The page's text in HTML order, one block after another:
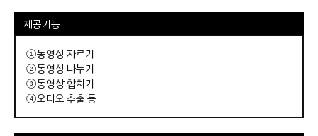
제공기능
①동영상 자르기
②동영상 나누기
③동영상 합치기
④오디오 추출 등